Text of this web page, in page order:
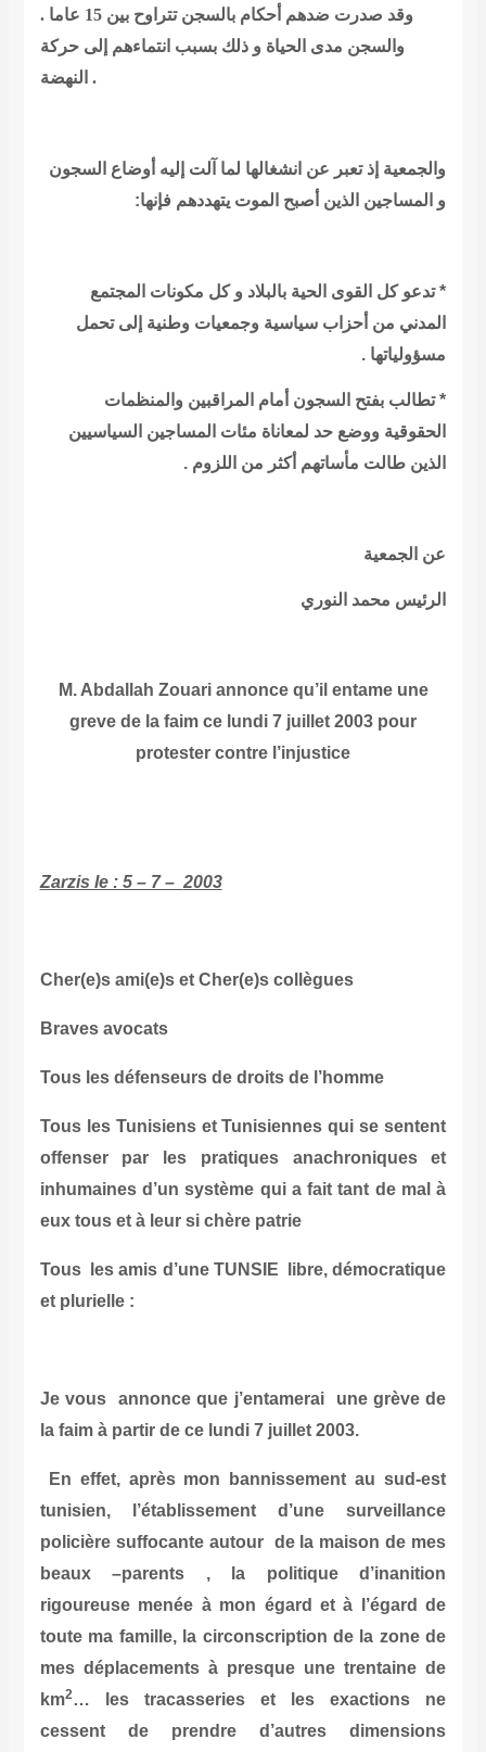
. وقد صدرت ضدهم أحكام بالسجن تتراوح بين 15 عاما
والسجن مدى الحياة و ذلك بسبب انتماءهم إلى حركة
النهضة .
والجمعية إذ تعبر عن انشغالها لما آلت إليه أوضاع السجون
و المساجين الذين أصبح الموت يتهددهم فإنها:
* تدعو كل القوى الحية بالبلاد و كل مكونات المجتمع
المدني من أحزاب سياسية وجمعيات وطنية إلى تحمل
مسؤولياتها .
* تطالب بفتح السجون أمام المراقبين والمنظمات
الحقوقية ووضع حد لمعاناة مئات المساجين السياسيين
الذين طالت مأساتهم أكثر من اللزوم .
عن الجمعية
الرئيس محمد النوري
M. Abdallah Zouari annonce qu’il entame une
greve de la faim ce lundi 7 juillet 2003 pour
protester contre l’injustice
Zarzis le : 5 – 7 – ‏2003‏
Cher(e)s ami(e)s et Cher)e)s collègues
Braves avocats
Tous les défenseurs de droits de l’homme
Tous les Tunisiens et Tunisiennes qui se sentent
offenser par les pratiques anachroniques et
inhumaines d’un système qui a fait tant de mal à
eux tous et à leur si chère patrie
Tous les amis d’une TUNSIE libre, démocratique
et plurielle :
Je vous annonce que j’entamerai une grève de
la faim à partir de ce lundi 7 juillet 2003.
En effet, après mon bannissement au sud-est
tunisien, l’établissement d’une surveillance
policière suffocante autour de la maison de mes
beaux –parents , la politique d’inanition
rigoureuse menée à mon égard et à l’égard de
toute ma famille, la circonscription de la zone de
mes déplacements à presque une trentaine de
km2… les tracasseries et les exactions ne
cessent de prendre d’autres dimensions